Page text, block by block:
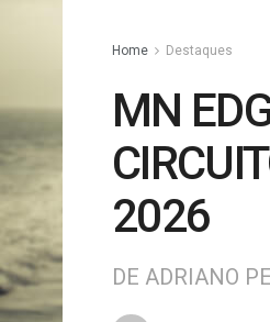
Home Destaques
MN
2026
DE ADRIANO